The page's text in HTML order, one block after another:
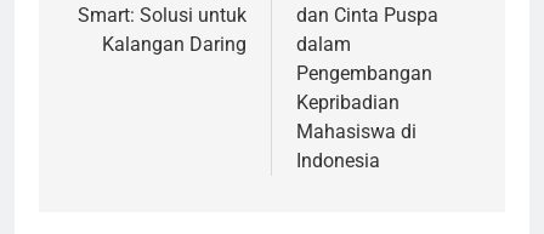
Smart: Solusi untuk
Kalangan Daring
dan Cinta Puspa
dalam
Pengembangan
Kepribadian
Mahasiswa di
Indonesia